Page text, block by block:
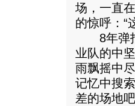
场，一直
的惊呼：“
8年弹指
业队的中
雨飘摇中
记忆中搜
差的场地